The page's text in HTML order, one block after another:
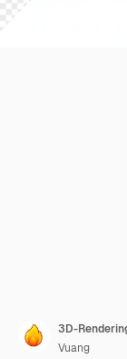
3D-
Vuang